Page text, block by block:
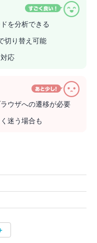
を分析できる
切り替え可能
応
ウザへの遷移が必要
迷う場合も